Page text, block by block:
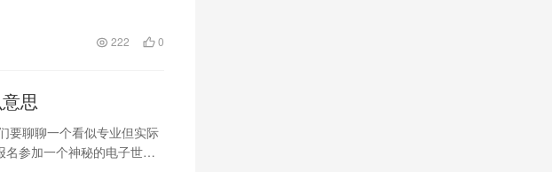
222 0
思
要聊聊一个看似专业但实际
参加一个神秘的电子世界